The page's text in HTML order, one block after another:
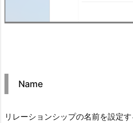
Name
リレーションシップの名前を設定す